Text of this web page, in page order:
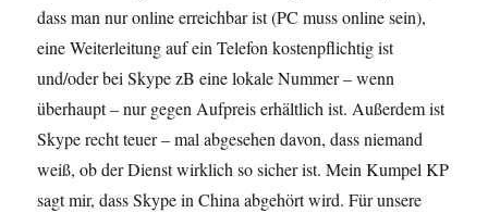
dass man nur online erreichbar ist (PC muss online sein),
eine Weiterleitung auf ein Telefon kostenpflichtig ist
und/oder bei Skype zB eine lokale Nummer – wenn
überhaupt – nur gegen Aufpreis erhältlich ist. Außerdem ist
Skype recht teuer – mal abgesehen davon, dass niemand
weiß, ob der Dienst wirklich so sicher ist. Mein Kumpel KP
sagt mir, dass Skype in China abgehört wird. Für unsere